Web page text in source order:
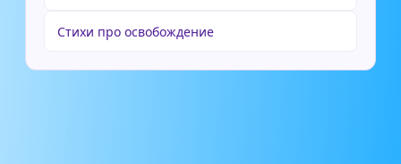
Стихи про освобождение